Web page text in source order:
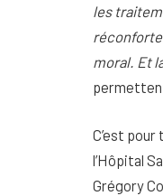
les
moral. Et
C’est
l’Hôpital
Grégory